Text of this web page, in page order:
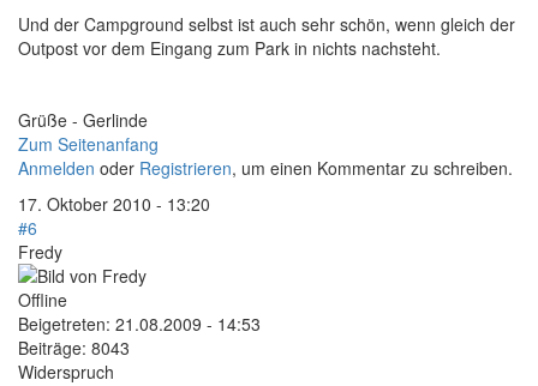
Und der Campground selbst ist auch sehr schön, wenn gleich der
Outpost vor dem Eingang zum Park in nichts nachsteht.
Grüße - Gerlinde
Zum Seitenanfang
Anmelden oder Registrieren, um einen Kommentar zu schreiben.
17. Oktober 2010 - 13:20
#6
Fredy
Offline
Beigetreten: 21.08.2009 - 14:53
Beiträge: 8043
Widerspruch